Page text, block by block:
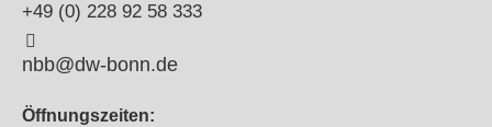
+49 (0) 228 92 58 333
nbb@dw-bonn.de
Öffnungszeiten: